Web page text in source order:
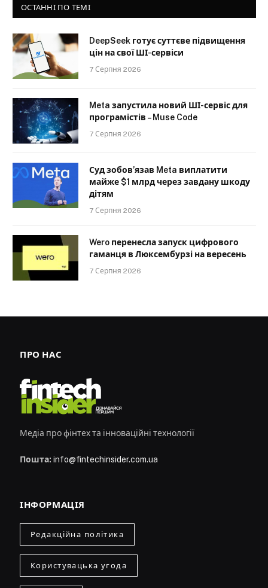
ОСТАННІ ПО ТЕМІ
DeepSeek готує суттєве підвищення
цін на свої ШІ-сервіси
7 Серпня 2026
Meta запустила новий ШІ-сервіс для
програмістів – Muse Code
7 Серпня 2026
Суд зобов’язав Meta виплатити
майже $1 млрд через завдану шкоду
дітям
7 Серпня 2026
Wero перенесла запуск цифрового
гаманця в Люксембурзі на вересень
7 Серпня 2026
ПРО НАС
Медіа про фінтех та інноваційні технології
Пошта: info@fintechinsider.com.ua
ІНФОРМАЦІЯ
Редакційна політика
Користувацька угода